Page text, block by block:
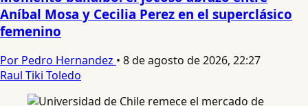
Aníbal Mosa y Cecilia Perez en el superclásico
femenino
Por Pedro Hernandez • 8 de agosto de 2026, 22:27
Raul Tiki Toledo